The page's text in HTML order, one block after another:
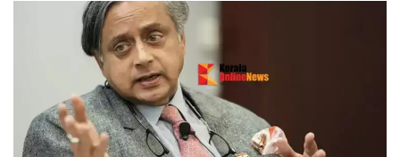
മാധ്യമ പ്രവർത്തകരോട് സംസാരിക്കുകയായിരുന്നു